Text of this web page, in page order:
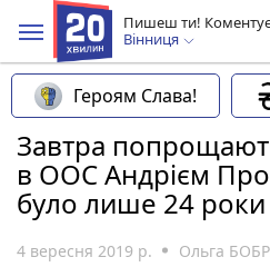
Пишеш ти! Коментує
Вінниця
Героям Слава!
Завтра
в ООС Андрієм
було лише 24 роки
4 вересня 2019 р. Ольга